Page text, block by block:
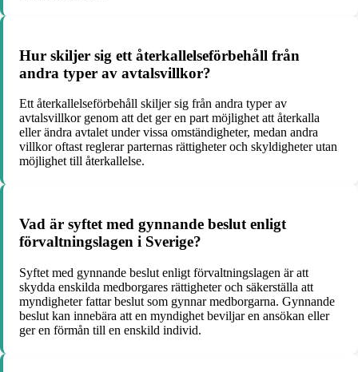
Hur skiljer sig ett återkallelseförbehåll från
andra typer av avtalsvillkor?
Ett återkallelseförbehåll skiljer sig från andra typer av
avtalsvillkor genom att det ger en part möjlighet att återkalla
eller ändra avtalet under vissa omständigheter, medan andra
villkor oftast reglerar parternas rättigheter och skyldigheter utan
möjlighet till återkallelse.
Vad är syftet med gynnande beslut enligt
förvaltningslagen i Sverige?
Syftet med gynnande beslut enligt förvaltningslagen är att
skydda enskilda medborgares rättigheter och säkerställa att
myndigheter fattar beslut som gynnar medborgarna. Gynnande
beslut kan innebära att en myndighet beviljar en ansökan eller
ger en förmån till en enskild individ.